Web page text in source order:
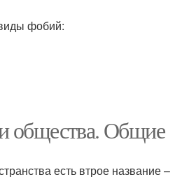
фобий:
общества. Общие
есть втрое название –